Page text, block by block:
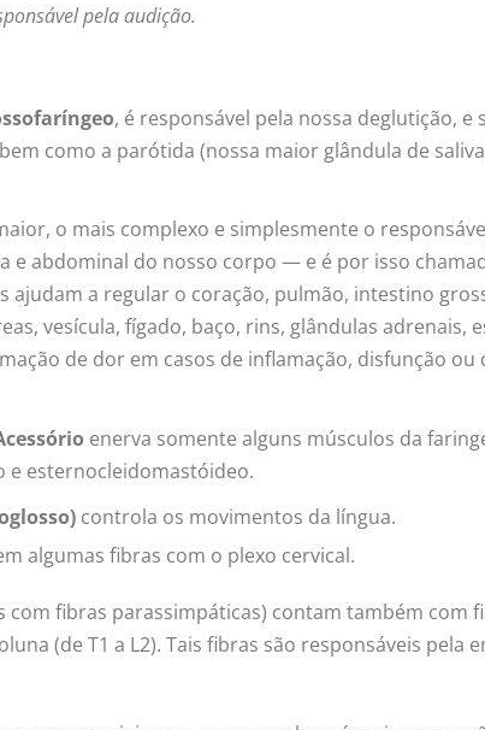
pela audição.
, é responsável pela nossa deglutição,
como a parótida (nossa maior glândula de
o mais complexo e simplesmente o
e abdominal do nosso corpo — e é por isso
ajudam a regular o coração, pulmão, intestino
vesícula, fígado, baço, rins, glândulas adrenais,
de dor em casos de inflamação, disfunção
enerva somente alguns músculos da
e esternocleidomastóideo.
controla os movimentos da língua.
algumas fibras com o plexo cervical.
com fibras parassimpáticas) contam também
(de T1 a L2). Tais fibras são responsáveis pela